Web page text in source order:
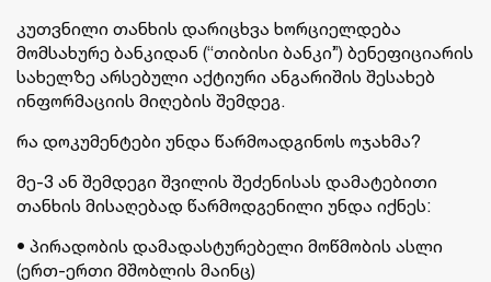
კუთვნილი თანხის დარიცხვა ხორციელდება
მომსახურე ბანკიდან (“თიბისი ბანკი”) ბენეფიციარის
სახელზე არსებული აქტიური ანგარიშის შესახებ
ინფორმაციის მიღების შემდეგ.
რა დოკუმენტები უნდა წარმოადგინოს ოჯახმა?
მე-3 ან შემდეგი შვილის შეძენისას დამატებითი
თანხის მისაღებად წარმოდგენილი უნდა იქნეს:
• პირადობის დამადასტურებელი მოწმობის ასლი
(ერთ-ერთი მშობლის მაინც)